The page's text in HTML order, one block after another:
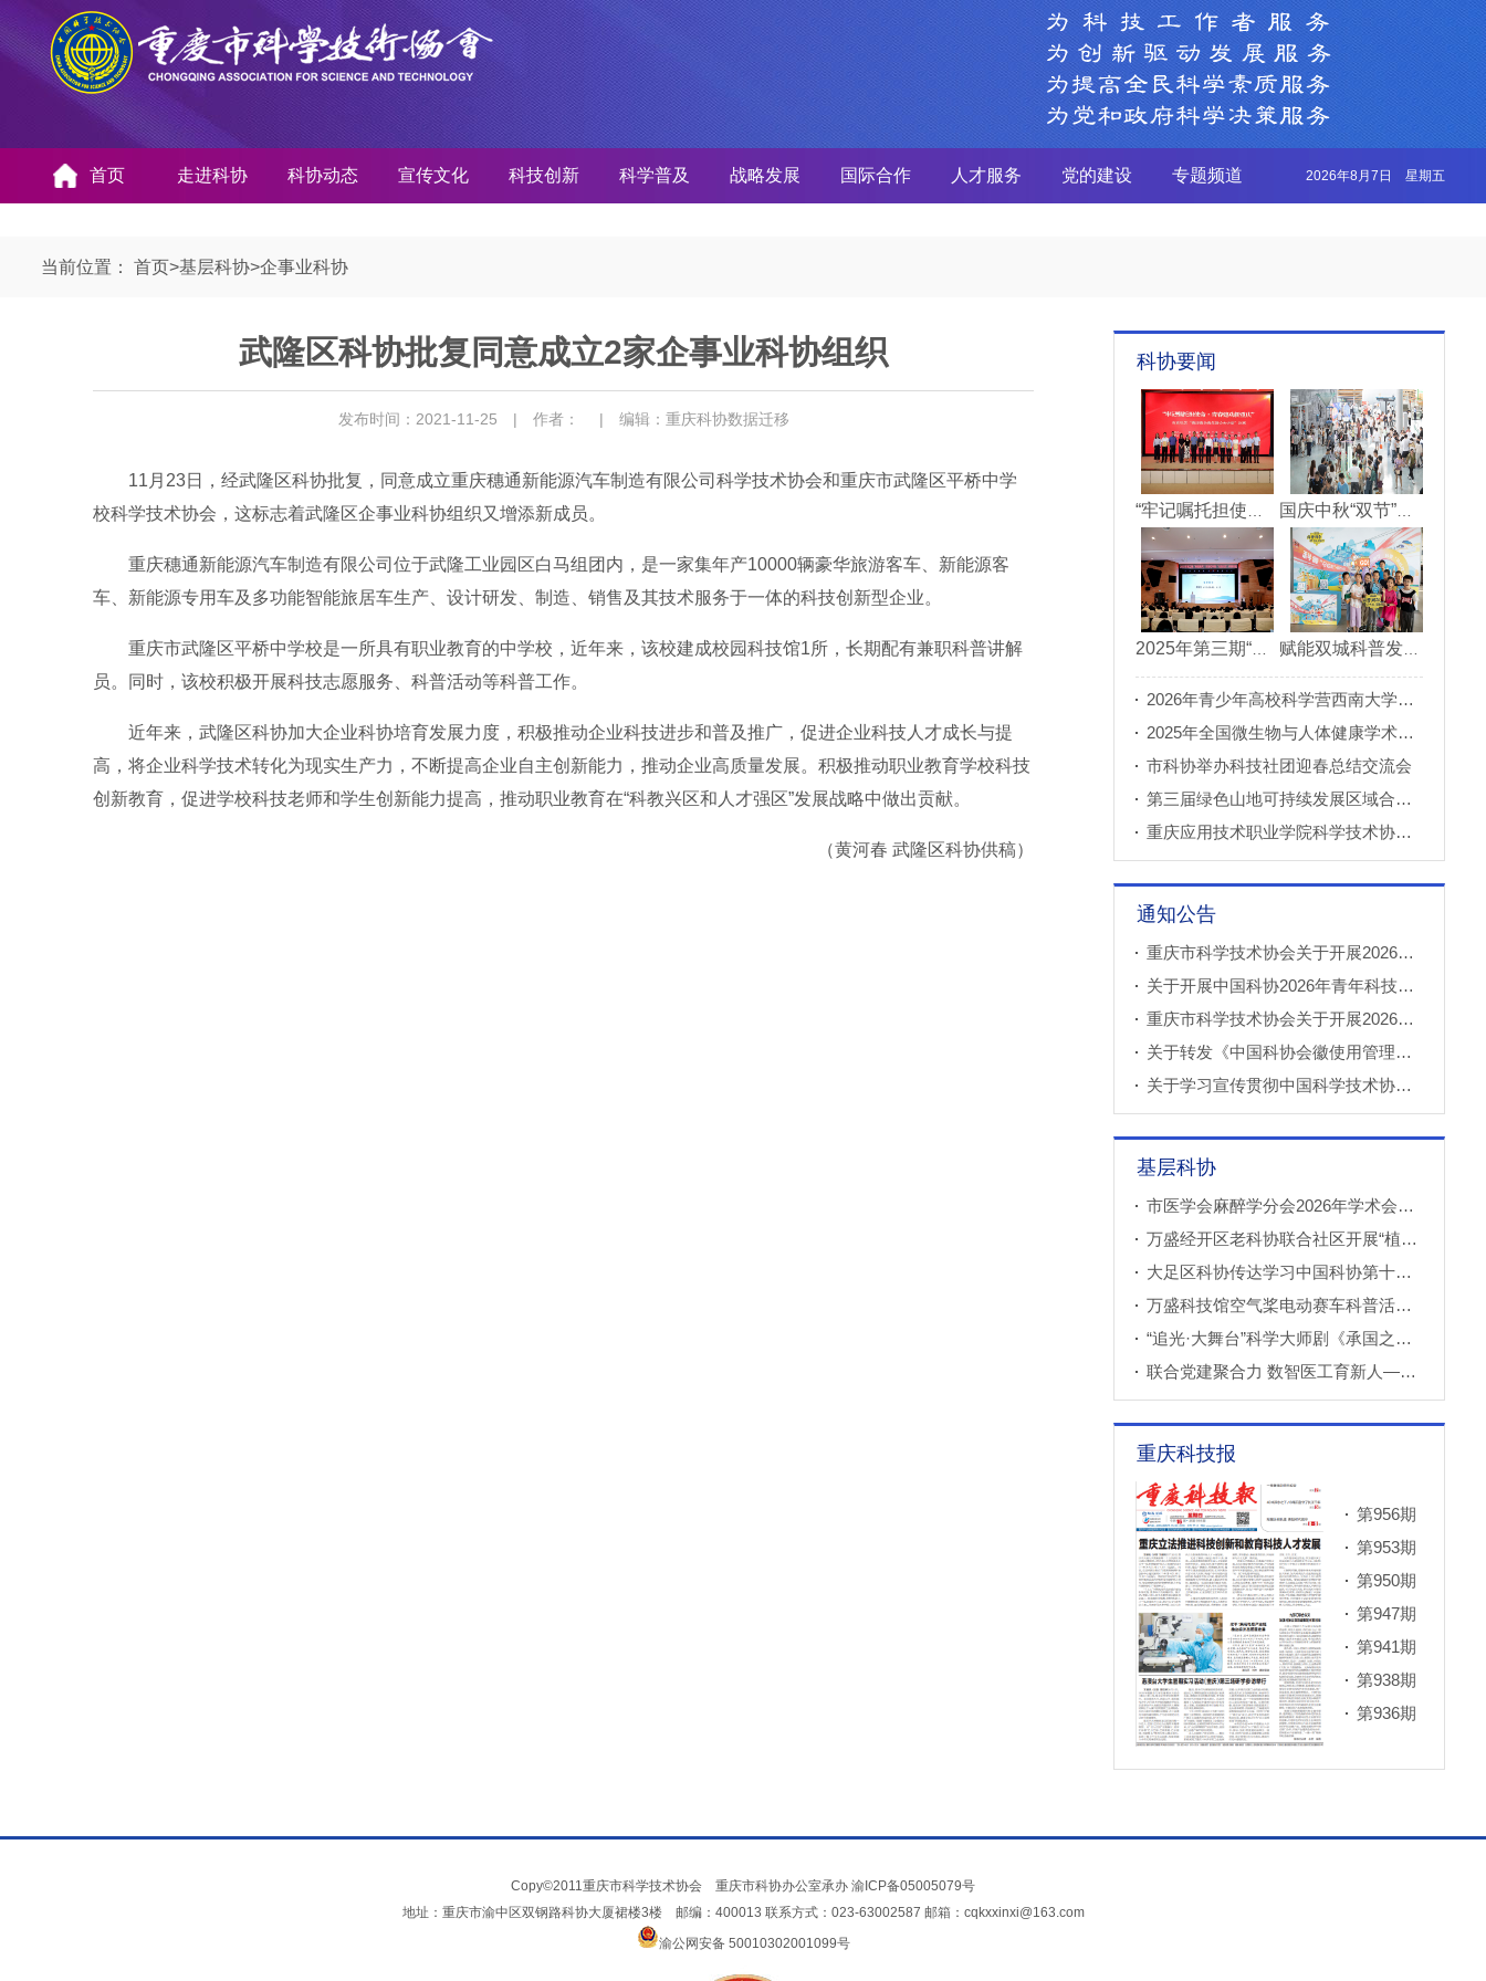
首页 走进科协 科协动态 宣传文化 科技创新 科学普及 战略发展 国际合作 人才服务 党的建设 专题频道 2026年8月7日 星期五
当前位置： 首页>基层科协>企事业科协
武隆区科协批复同意成立2家企事业科协组织
发布时间：2021-11-25 | 作者： | 编辑：重庆科协数据迁移
11月23日，经武隆区科协批复，同意成立重庆穗通新能源汽车制造有限公司科学技术协会和重庆市武隆区平桥中学
校科学技术协会，这标志着武隆区企事业科协组织又增添新成员。
重庆穗通新能源汽车制造有限公司位于武隆工业园区白马组团内，是一家集年产10000辆豪华旅游客车、新能源客
车、新能源专用车及多功能智能旅居车生产、设计研发、制造、销售及其技术服务于一体的科技创新型企业。
重庆市武隆区平桥中学校是一所具有职业教育的中学校，近年来，该校建成校园科技馆1所，长期配有兼职科普讲解
员。同时，该校积极开展科技志愿服务、科普活动等科普工作。
近年来，武隆区科协加大企业科协培育发展力度，积极推动企业科技进步和普及推广，促进企业科技人才成长与提
高，将企业科学技术转化为现实生产力，不断提高企业自主创新能力，推动企业高质量发展。积极推动职业教育学校科技
创新教育，促进学校科技老师和学生创新能力提高，推动职业教育在“科教兴区和人才强区”发展战略中做出贡献。
（黄河春 武隆区科协供稿）
科协要闻
2026年青少年高校科学营西南大学分营正式开营
2025年全国微生物与人体健康学术论坛在重庆召开
市科协举办科技社团迎春总结交流会
第三届绿色山地可持续发展区域合作国际论坛成功举办
重庆应用技术职业学院科学技术协会正式成立
通知公告
重庆市科学技术协会关于开展2026年科普创新实验室建设项目申报工作的通知
关于开展中国科协2026年青年科技人才培育工程工程师专项计划推荐工作的通知
重庆市科学技术协会关于开展2026年科技小院申报推荐工作的通知
关于转发《中国科协会徽使用管理规定》的通知
关于学习宣传贯彻中国科学技术协会第十一次全国代表大会精神的通知
基层科协
市医学会麻醉学分会2026年学术会议成功召开
万盛经开区老科协联合社区开展“植物奇妙世界”青少年科普教育课
大足区科协传达学习中国科协第十一次全国代表大会精神
万盛科技馆空气桨电动赛车科普活动进社区
“追光·大舞台”科学大师剧《承国之书》云阳、巫溪巡演成功
联合党建聚合力 数智医工育新人——重庆西部数智医疗研究院开展庆“七一”联合主题党（团）日暨正确政绩观专题学习交流活动
重庆科技报
第956期
第953期
第950期
第947期
第941期
第938期
第936期
Copy©2011重庆市科学技术协会 重庆市科协办公室承办 渝ICP备05005079号
地址：重庆市渝中区双钢路科协大厦裙楼3楼 邮编：400013 联系方式：023-63002587 邮箱：cqkxxinxi@163.com
渝公网安备 50010302001099号